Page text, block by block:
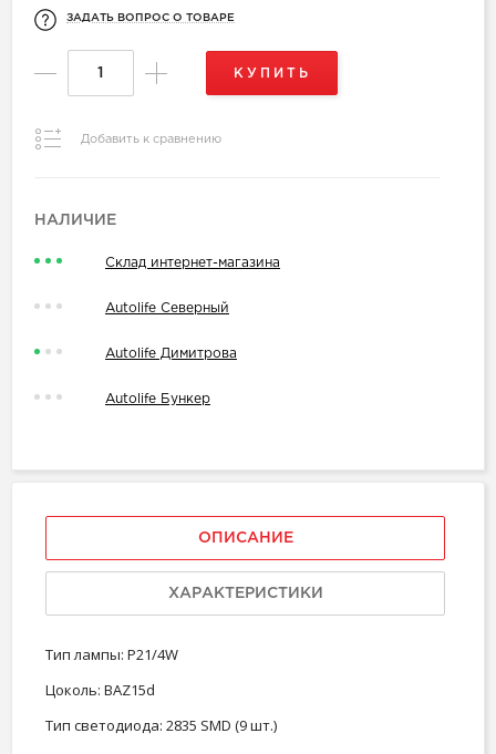
ЗАДАТЬ ВОПРОС О ТОВАРЕ
КУПИТЬ
Добавить к сравнению
НАЛИЧИЕ
Склад интернет-магазина
Autolife Северный
Autolife Димитрова
Autolife Бункер
ОПИСАНИЕ
ХАРАКТЕРИСТИКИ
Тип лампы: P21/4W
Цоколь: BAZ15d
Тип светодиода: 2835 SMD (9 шт.)